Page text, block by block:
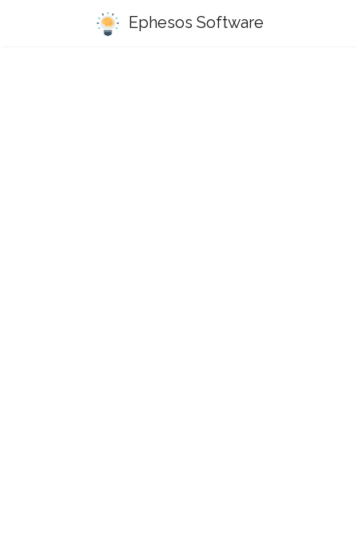
Ephesos Software